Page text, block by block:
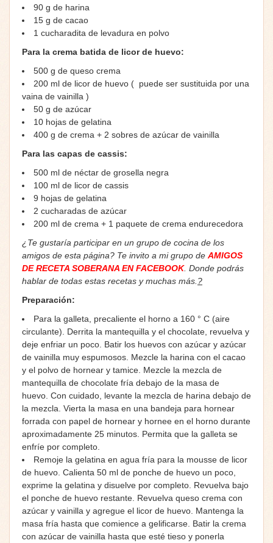
90 g de harina
15 g de cacao
1 cucharadita de levadura en polvo
Para la crema batida de licor de huevo:
500 g de queso crema
200 ml de licor de huevo ( puede ser sustituida por una
vaina de vainilla )
50 g de azúcar
10 hojas de gelatina
400 g de crema + 2 sobres de azúcar de vainilla
Para las capas de cassis:
500 ml de néctar de grosella negra
100 ml de licor de cassis
9 hojas de gelatina
2 cucharadas de azúcar
200 ml de crema + 1 paquete de crema endurecedora
¿Te gustaría participar en un grupo de cocina de los
amigos de esta página? Te invito a mi grupo de AMIGOS
DE RECETA SOBERANA EN FACEBOOK. Donde podrás
hablar de todas estas recetas y muchas más. ?
Preparación:
Para la galleta, precaliente el horno a 160 ° C (aire
circulante). Derrita la mantequilla y el chocolate, revuelva y
deje enfriar un poco. Batir los huevos con azúcar y azúcar
de vainilla muy espumosos. Mezcle la harina con el cacao
y el polvo de hornear y tamice. Mezcle la mezcla de
mantequilla de chocolate fría debajo de la masa de
huevo. Con cuidado, levante la mezcla de harina debajo de
la mezcla. Vierta la masa en una bandeja para hornear
forrada con papel de hornear y hornee en el horno durante
aproximadamente 25 minutos. Permita que la galleta se
enfríe por completo.
Remoje la gelatina en agua fría para la mousse de licor
de huevo. Calienta 50 ml de ponche de huevo un poco,
exprime la gelatina y disuelve por completo. Revuelva bajo
el ponche de huevo restante. Revuelva queso crema con
azúcar y vainilla y agregue el licor de huevo. Mantenga la
masa fría hasta que comience a gelificarse. Batir la crema
con azúcar de vainilla hasta que esté tieso y ponerla